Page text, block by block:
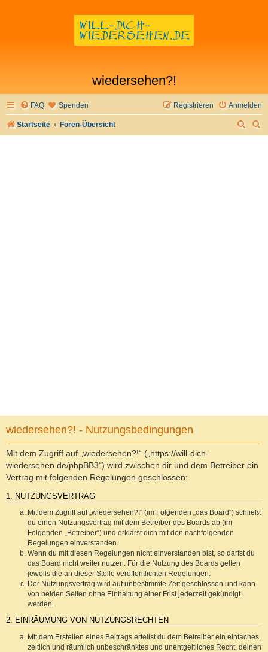
wiedersehen?!
FAQ Spenden Anmelden
Registrieren
Startseite Foren-Übersicht
wiedersehen?! - Nutzungsbedingungen
Mit dem Zugriff auf „wiedersehen?!“ („https://will-dich-
wiedersehen.de/phpBB3“) wird zwischen dir und dem Betreiber ein
Vertrag mit folgenden Regelungen geschlossen:
1. NUTZUNGSVERTRAG
Mit dem Zugriff auf „wiedersehen?!“ (im Folgenden „das Board“) schließt
du einen Nutzungsvertrag mit dem Betreiber des Boards ab (im
Folgenden „Betreiber“) und erklärst dich mit den nachfolgenden
Regelungen einverstanden.
Wenn du mit diesen Regelungen nicht einverstanden bist, so darfst du
das Board nicht weiter nutzen. Für die Nutzung des Boards gelten
jeweils die an dieser Stelle veröffentlichten Regelungen.
Der Nutzungsvertrag wird auf unbestimmte Zeit geschlossen und kann
von beiden Seiten ohne Einhaltung einer Frist jederzeit gekündigt
werden.
2. EINRÄUMUNG VON NUTZUNGSRECHTEN
Mit dem Erstellen eines Beitrags erteilst du dem Betreiber ein einfaches,
zeitlich und räumlich unbeschränktes und unentgeltliches Recht, deinen